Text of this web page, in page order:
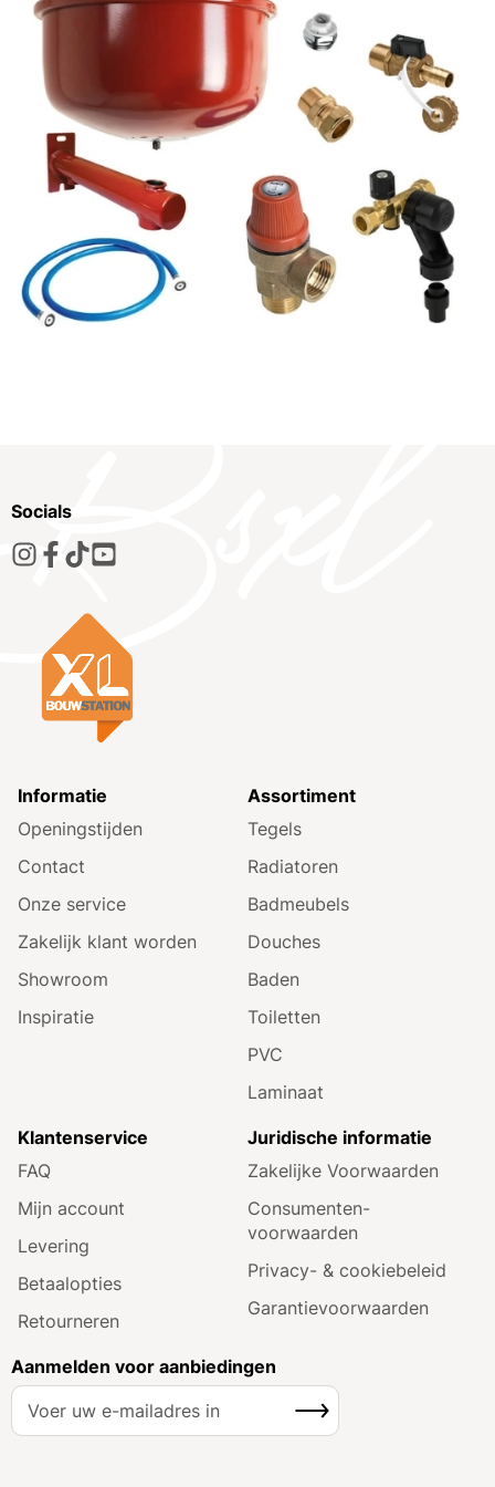
Socials
Informatie
Openingstijden
Contact
Onze service
Zakelijk klant worden
Showroom
Inspiratie
Assortiment
Tegels
Radiatoren
Badmeubels
Douches
Baden
Toiletten
PVC
Laminaat
Klantenservice
FAQ
Mijn account
Levering
Betaalopties
Retourneren
Juridische informatie
Zakelijke Voorwaarden
Consumenten­
voorwaarden
Privacy- & cookiebeleid
Garantie­voorwaarden
Aanmelden voor aanbiedingen
A
Inschrijven